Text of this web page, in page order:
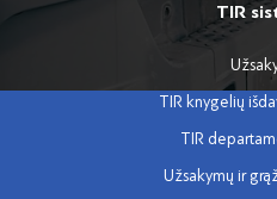
TIR
TIR knygelių
TIR
Užsakymų ir